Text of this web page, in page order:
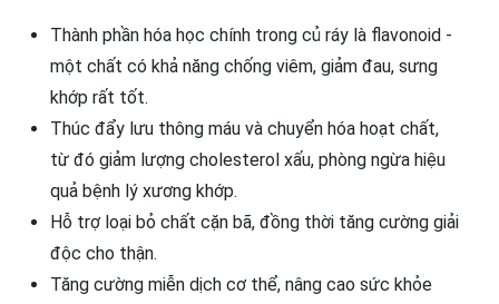
Thành phần hóa học chính trong củ ráy là flavonoid -
một chất có khả năng chống viêm, giảm đau, sưng
khớp rất tốt.
Thúc đẩy lưu thông máu và chuyển hóa hoạt chất,
từ đó giảm lượng cholesterol xấu, phòng ngừa hiệu
quả bệnh lý xương khớp.
Hỗ trợ loại bỏ chất cặn bã, đồng thời tăng cường giải
độc cho thận.
Tăng cường miễn dịch cơ thể, nâng cao sức khỏe